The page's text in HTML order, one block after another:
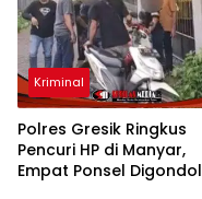
Kriminal
Polres Gresik Ringkus
Pencuri HP di Manyar,
Empat Ponsel Digondol